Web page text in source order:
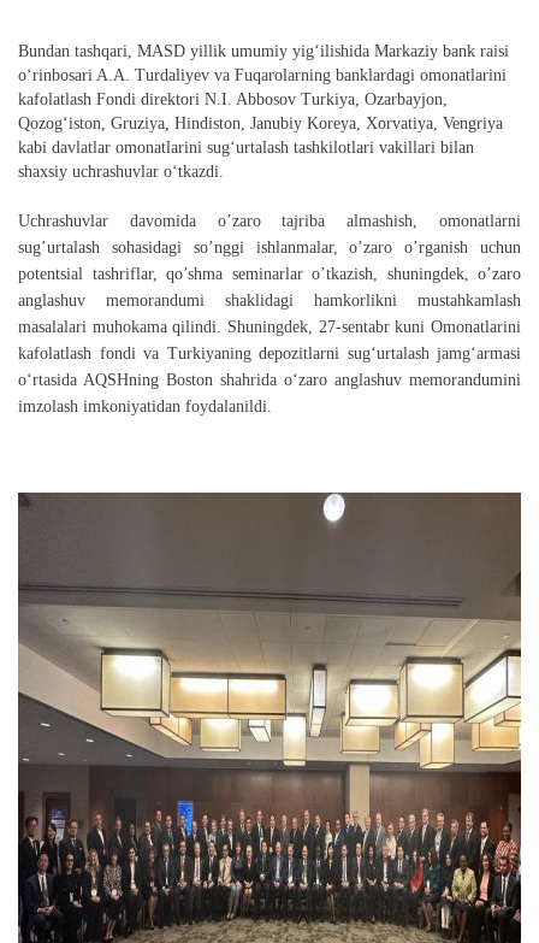
Bundan tashqari, MASD yillik umumiy yig‘ilishida Markaziy bank raisi
o‘rinbosari A.A. Turdaliyev va Fuqarolarning banklardagi omonatlarini
kafolatlash Fondi direktori N.I. Abbosov Turkiya, Ozarbayjon,
Qozog‘iston, Gruziya, Hindiston, Janubiy Koreya, Xorvatiya, Vengriya
kabi davlatlar omonatlarini sug‘urtalash tashkilotlari vakillari bilan
shaxsiy uchrashuvlar o‘tkazdi.
Uchrashuvlar davomida o’zaro tajriba almashish, omonatlarni
sug’urtalash sohasidagi so’nggi ishlanmalar, o’zaro o’rganish uchun
potentsial tashriflar, qo’shma seminarlar o’tkazish, shuningdek, o’zaro
anglashuv memorandumi shaklidagi hamkorlikni mustahkamlash
masalalari muhokama qilindi. Shuningdek, 27-sentabr kuni Omonatlarini
kafolatlash fondi va Turkiyaning depozitlarni sug‘urtalash jamg‘armasi
o‘rtasida AQSHning Boston shahrida o‘zaro anglashuv memorandumini
imzolash imkoniyatidan foydalanildi.